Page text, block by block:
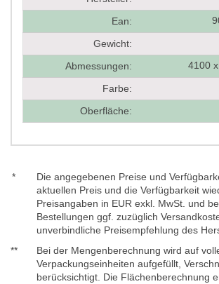
Ean:
Gewicht:
Abmessungen: 4100
Farbe:
Oberfläche:
*
Die angegebenen Preise und
aktuellen Preis und die Verfügbarkeit
Preisangaben in EUR exkl. MwSt. und
Bestellungen ggf. zuzüglich
unverbindliche Preisempfehlung des
**
Bei der Mengenberechnung wird auf
Verpackungseinheiten aufgefüllt,
berücksichtigt. Die Flächenberechnung